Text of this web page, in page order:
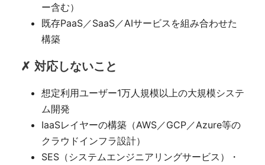
ー含む）
既存PaaS／SaaS／AIサービスを組み合わせた
構築
✗ 対応しないこと
想定利用ユーザー1万人規模以上の大規模システ
ム開発
IaaSレイヤーの構築（AWS／GCP／Azure等の
クラウドインフラ設計）
SES（システムエンジニアリングサービス）・